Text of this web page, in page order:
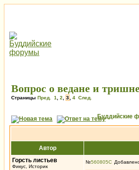
Вопрос о ведане и
Страницы Пред. 1 2 3 4 След.
Буддийские
Автор
Горсть листьев
Фикус, Историк
№560805